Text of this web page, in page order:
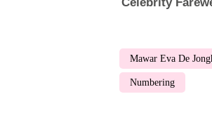
Mawar Eva De
Numbering